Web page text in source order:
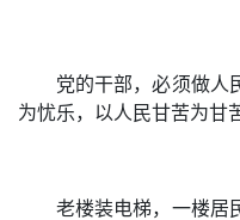
党的干部，必须做人
为忧乐，以人民甘苦为甘
老楼装电梯，一楼居